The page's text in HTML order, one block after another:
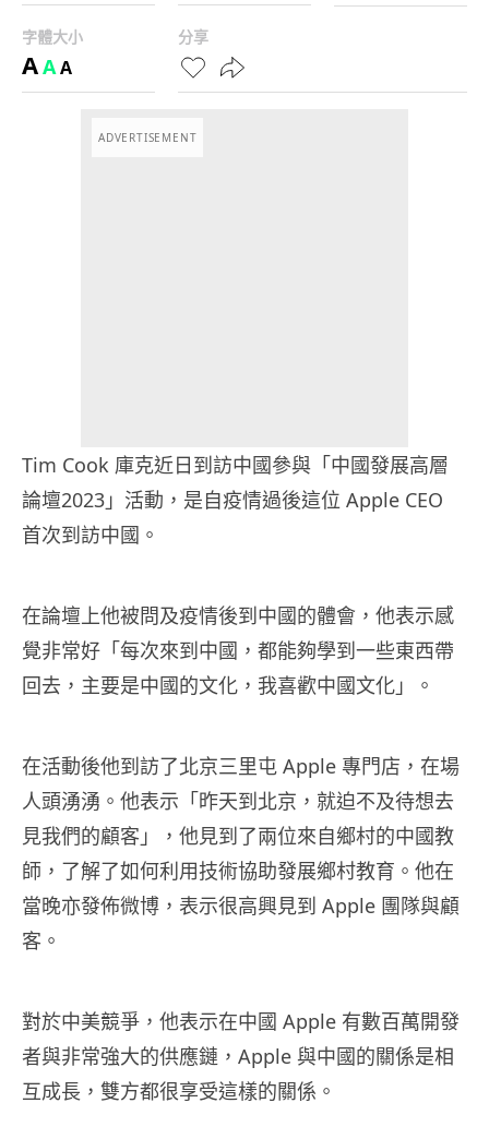
字體大小
AAA
分享
ADVERTISEMENT
Tim Cook 庫克近日到訪中國參與「中國發展高層
論壇2023」活動，是自疫情過後這位 Apple CEO
首次到訪中國。
在論壇上他被問及疫情後到中國的體會，他表示感
覺非常好「每次來到中國，都能夠學到一些東西帶
回去，主要是中國的文化，我喜歡中國文化」。
在活動後他到訪了北京三里屯 Apple 專門店，在場
人頭湧湧。他表示「昨天到北京，就迫不及待想去
見我們的顧客」，他見到了兩位來自鄉村的中國教
師，了解了如何利用技術協助發展鄉村教育。他在
當晚亦發佈微博，表示很高興見到 Apple 團隊與顧
客。
對於中美競爭，他表示在中國 Apple 有數百萬開發
者與非常強大的供應鏈，Apple 與中國的關係是相
互成長，雙方都很享受這樣的關係。